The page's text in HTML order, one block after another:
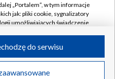
S.A. w likwidacji
„Portalem”, w tym informacje
jak: pliki cookie, sygnalizatory
umożliwiających świadczenie
odwiedzania przez Ciebie
takie jak adresy IP, identyfikatory
do serwisu